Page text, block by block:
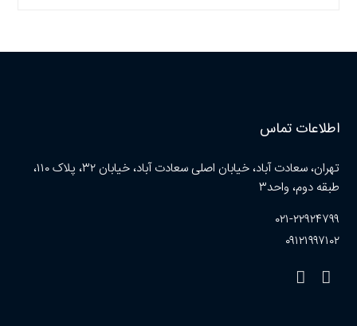
اطلاعات تماس
تهران، سعادت آباد، خیابان اصلی سعادت آباد، خیابان ۳۲، پلاک ۱۱۰،
طبقه دوم، واحد۳
۰۲۱-۲۲۹۲۴۷۹۹
۰۹۱۲۱۹۹۷۱۰۲